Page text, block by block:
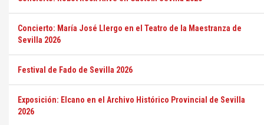
Concierto: María José Llergo en el Teatro de la Maestranza de
Sevilla 2026
Festival de Fado de Sevilla 2026
Exposición: Elcano en el Archivo Histórico Provincial de Sevilla
2026